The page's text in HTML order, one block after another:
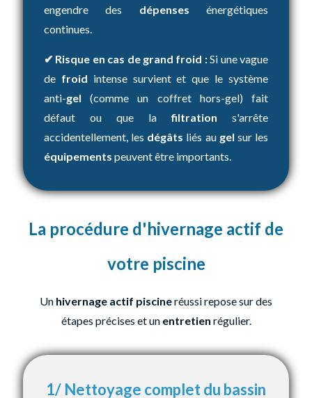
engendre des dépenses énergétiques
continues.
✔ Risque en cas de grand froid :Si une vague
de froid intense survient et que le système
anti-gel (comme un coffret hors-gel) fait
défaut ou que lafiltration s'arrête
accidentellement, les dégâts liés au gel sur les
équipements peuvent être importants.
La procédure d'hivernage actif de
votre piscine
Un hivernage actif piscineréussi repose sur des
étapes précises et un entretien régulier.
1/ Nettoyage complet du bassin